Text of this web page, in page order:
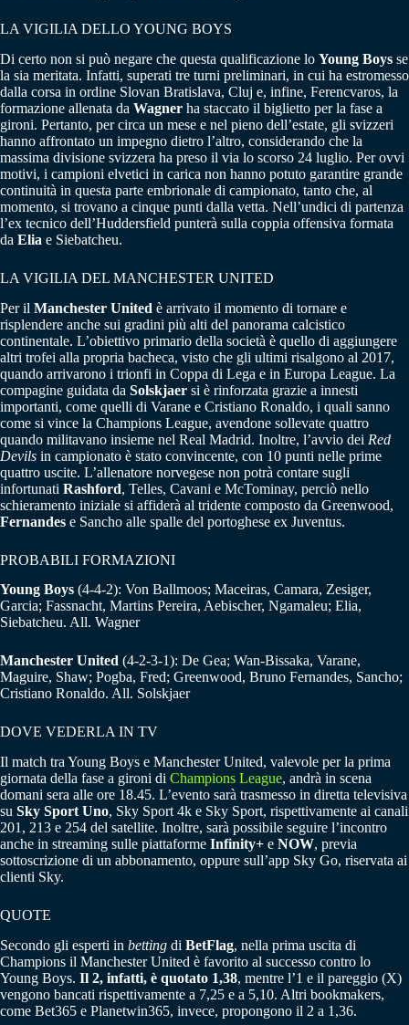
LA VIGILIA DELLO YOUNG BOYS
Di certo non si può negare che questa qualificazione lo Young Boys se
la sia meritata. Infatti, superati tre turni preliminari, in cui ha estromesso
dalla corsa in ordine Slovan Bratislava, Cluj e, infine, Ferencvaros, la
formazione allenata da Wagner ha staccato il biglietto per la fase a
gironi. Pertanto, per circa un mese e nel pieno dell’estate, gli svizzeri
hanno affrontato un impegno dietro l’altro, considerando che la
massima divisione svizzera ha preso il via lo scorso 24 luglio. Per ovvi
motivi, i campioni elvetici in carica non hanno potuto garantire grande
continuità in questa parte embrionale di campionato, tanto che, al
momento, si trovano a cinque punti dalla vetta. Nell’undici di partenza
l’ex tecnico dell’Huddersfield punterà sulla coppia offensiva formata
da Elia e Siebatcheu.
LA VIGILIA DEL MANCHESTER UNITED
Per il Manchester United è arrivato il momento di tornare e
risplendere anche sui gradini più alti del panorama calcistico
continentale. L’obiettivo primario della società è quello di aggiungere
altri trofei alla propria bacheca, visto che gli ultimi risalgono al 2017,
quando arrivarono i trionfi in Coppa di Lega e in Europa League. La
compagine guidata da Solskjaer si è rinforzata grazie a innesti
importanti, come quelli di Varane e Cristiano Ronaldo, i quali sanno
come si vince la Champions League, avendone sollevate quattro
quando militavano insieme nel Real Madrid. Inoltre, l’avvio dei Red
Devils in campionato è stato convincente, con 10 punti nelle prime
quattro uscite. L’allenatore norvegese non potrà contare sugli
infortunati Rashford, Telles, Cavani e McTominay, perciò nello
schieramento iniziale si affiderà al tridente composto da Greenwood,
Fernandes e Sancho alle spalle del portoghese ex Juventus.
PROBABILI FORMAZIONI
Young Boys (4-4-2): Von Ballmoos; Maceiras, Camara, Zesiger,
Garcia; Fassnacht, Martins Pereira, Aebischer, Ngamaleu; Elia,
Siebatcheu. All. Wagner
Manchester United (4-2-3-1): De Gea; Wan-Bissaka, Varane,
Maguire, Shaw; Pogba, Fred; Greenwood, Bruno Fernandes, Sancho;
Cristiano Ronaldo. All. Solskjaer
DOVE VEDERLA IN TV
Il match tra Young Boys e Manchester United, valevole per la prima
giornata della fase a gironi di Champions League, andrà in scena
domani sera alle ore 18.45. L’evento sarà trasmesso in diretta televisiva
su Sky Sport Uno, Sky Sport 4k e Sky Sport, rispettivamente ai canali
201, 213 e 254 del satellite. Inoltre, sarà possibile seguire l’incontro
anche in streaming sulle piattaforme Infinity+ e NOW, previa
sottoscrizione di un abbonamento, oppure sull’app Sky Go, riservata ai
clienti Sky.
QUOTE
Secondo gli esperti in betting di BetFlag, nella prima uscita di
Champions il Manchester United è favorito al successo contro lo
Young Boys. Il 2, infatti, è quotato 1,38, mentre l’1 e il pareggio (X)
vengono bancati rispettivamente a 7,25 e a 5,10. Altri bookmakers,
come Bet365 e Planetwin365, invece, propongono il 2 a 1,36.